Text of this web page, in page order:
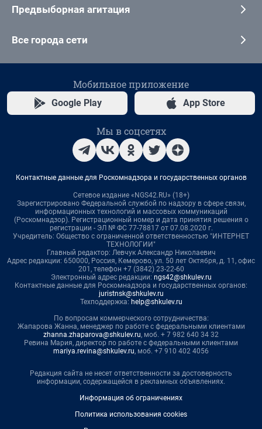
Предвыборная агитация
Все города сети
Мобильное приложение
Google Play App Store
Мы в соцсетях
Контактные данные для Роскомнадзора и государственных органов
Сетевое издание «NGS42.RU» (18+)
Зарегистрировано Федеральной службой по надзору в сфере связи,
информационных технологий и массовых коммуникаций
(Роскомнадзор). Регистрационный номер и дата принятия решения о
регистрации - ЭЛ № ФС 77-78817 от 07.08.2020 г.
Учредитель: Общество с ограниченной ответственностью "ИНТЕРНЕТ
ТЕХНОЛОГИИ"
Главный редактор: Левчук Александр Николаевич
Адрес редакции: 650000, Россия, Кемерово, ул. 50 лет Октября, д. 11, офис
201, телефон +7 (3842) 23-22-60
Электронный адрес редакции: ngs42@shkulev.ru
Контактные данные для Роскомнадзора и государственных органов:
juristnsk@shkulev.ru
Техподдержка: help@shkulev.ru
По вопросам коммерческого сотрудничества:
Жапарова Жанна, менеджер по работе с федеральными клиентами
zhanna.zhaparova@shkulev.ru, моб. + 7 982 640 34 32
Ревина Мария, директор по работе с федеральными клиентами
mariya.revina@shkulev.ru, моб. +7 910 402 4056
Редакция сайта не несет ответственности за достоверность
информации, содержащейся в рекламных объявлениях.
Информация об ограничениях
Политика использования cookies